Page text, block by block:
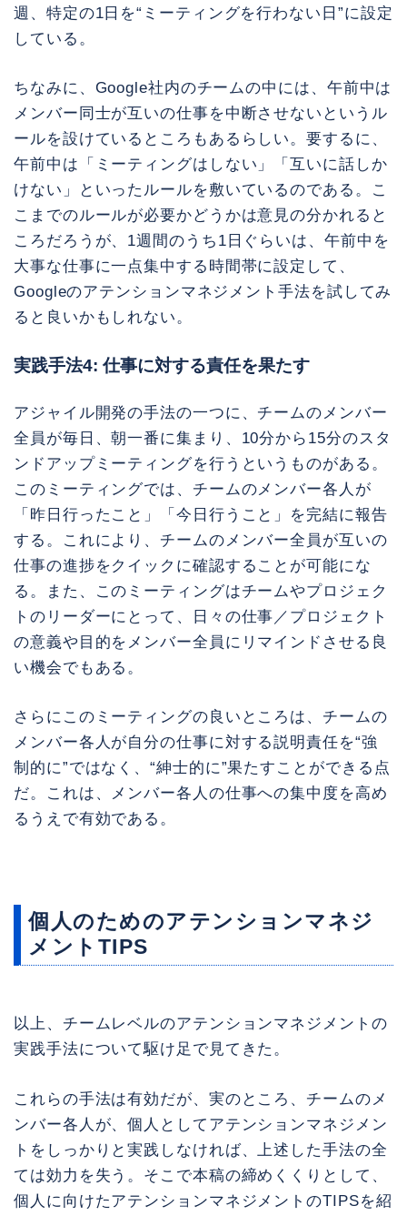
週、特定の1日を“ミーティングを行わない日”に設定
している。
ちなみに、Google社内のチームの中には、午前中は
メンバー同士が互いの仕事を中断させないというル
ールを設けているところもあるらしい。要するに、
午前中は「ミーティングはしない」「互いに話しか
けない」といったルールを敷いているのである。こ
こまでのルールが必要かどうかは意見の分かれると
ころだろうが、1週間のうち1日ぐらいは、午前中を
大事な仕事に一点集中する時間帯に設定して、
Googleのアテンションマネジメント手法を試してみ
ると良いかもしれない。
実践手法4: 仕事に対する責任を果たす
アジャイル開発の手法の一つに、チームのメンバー
全員が毎日、朝一番に集まり、10分から15分のスタ
ンドアップミーティングを行うというものがある。
このミーティングでは、チームのメンバー各人が
「昨日行ったこと」「今日行うこと」を完結に報告
する。これにより、チームのメンバー全員が互いの
仕事の進捗をクイックに確認することが可能にな
る。また、このミーティングはチームやプロジェク
トのリーダーにとって、日々の仕事／プロジェクト
の意義や目的をメンバー全員にリマインドさせる良
い機会でもある。
さらにこのミーティングの良いところは、チームの
メンバー各人が自分の仕事に対する説明責任を“強
制的に”ではなく、“紳士的に”果たすことができる点
だ。これは、メンバー各人の仕事への集中度を高め
るうえで有効である。
個人のためのアテンションマネジ
メントTIPS
以上、チームレベルのアテンションマネジメントの
実践手法について駆け足で見てきた。
これらの手法は有効だが、実のところ、チームのメ
ンバー各人が、個人としてアテンションマネジメン
トをしっかりと実践しなければ、上述した手法の全
ては効力を失う。そこで本稿の締めくくりとして、
個人に向けたアテンションマネジメントのTIPSを紹